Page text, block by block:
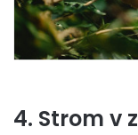
4. Strom v